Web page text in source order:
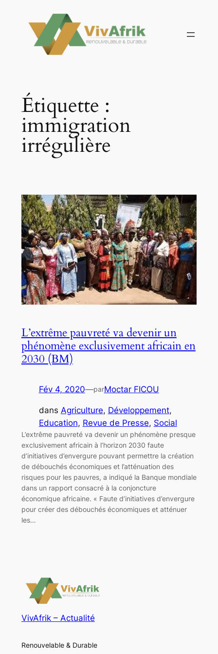
contenu
Étiquette :
immigration
irrégulière
L’extrême pauvreté va devenir un
phénomène exclusivement africain en
2030 (BM)
Fév 4, 2020—parMoctar FICOU
dans Agriculture, Développement
Education, Revue de Presse, Social
L’extrême pauvreté va devenir un phénomène presque
exclusivement africain à l’horizon 2030 faute
d’initiatives d’envergure pouvant permettre la création
de débouchés économiques et l’atténuation des
risques pour les pauvres, a indiqué la Banque mondiale
dans un rapport consacré à la conjoncture
économique africaine. « Faute d’initiatives d’envergure
pour créer des débouchés économiques et atténuer
les…
VivAfrik – Actualité
Renouvelable & Durable